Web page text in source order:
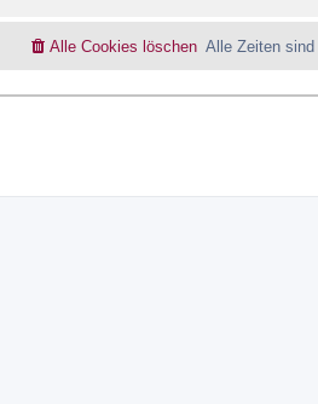
Alle Zeiten sind
Alle Cookies löschen